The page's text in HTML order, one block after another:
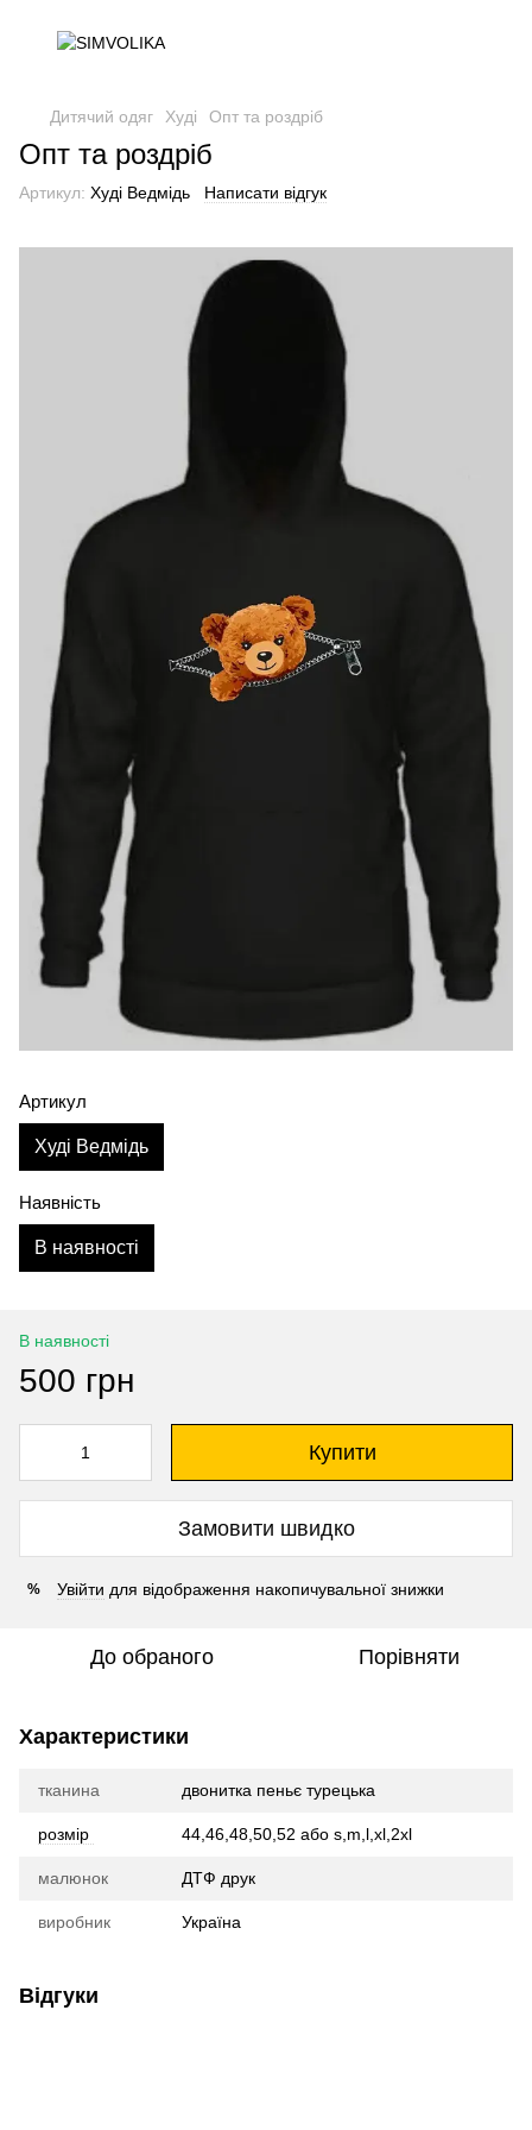
Дитячий одяг Худі Опт та роздріб
Опт та роздріб
Артикул: Худі Ведмідь Написати відгук
Артикул
Худі Ведмідь
Наявність
В наявності
В наявності
500 грн
Купити
Замовити швидко
% Увійти для відображення накопичувальної знижки
До обраного Порівняти
Характеристики
тканина двонитка пеньє турецька
розмір 44,46,48,50,52 або s,m,l,xl,2xl
малюнок ДТФ друк
виробник Україна
Відгуки